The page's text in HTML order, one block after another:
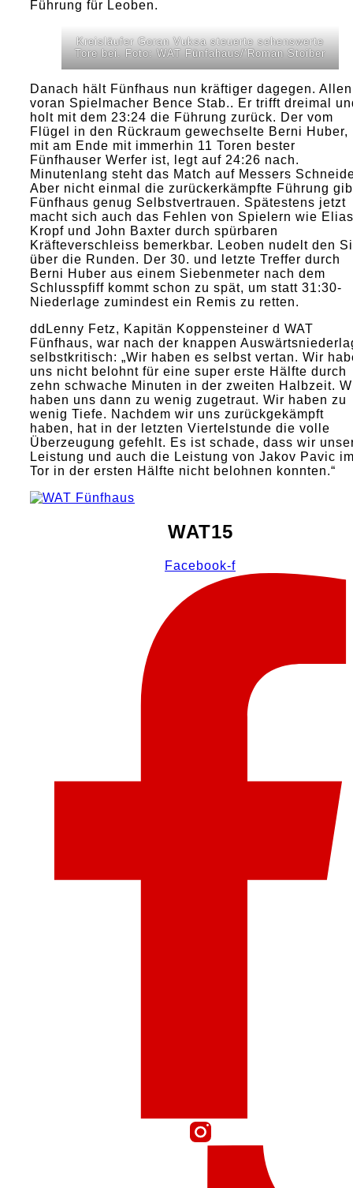
Führung für Leoben.
Kreisläufer Goran Vuksa steuerte sehenswerte
Tore bei. Foto: WAT Fünfahaus/’Roman Stoiber
Danach hält Fünfhaus nun kräftiger dagegen. Allen
voran Spielmacher Bence Stab.. Er trifft dreimal
holt mit dem 23:24 die Führung zurück. Der vom
Flügel in den Rückraum gewechselte Berni Huber,
mit am Ende mit immerhin 11 Toren bester
Fünfhauser Werfer ist, legt auf 24:26 nach.
Minutenlang steht das Match auf Messers
Aber nicht einmal die zurückerkämpfte Führung
Fünfhaus genug Selbstvertrauen. Spätestens jetzt
macht sich auch das Fehlen von Spielern wie Elias
Kropf und John Baxter durch spürbaren
Kräfteverschleiss bemerkbar. Leoben nudelt den
über die Runden. Der 30. und letzte Treffer durch
Berni Huber aus einem Siebenmeter nach dem
Schlusspfiff kommt schon zu spät, um statt 31:30-
Niederlage zumindest ein Remis zu retten.
ddLenny Fetz, Kapitän Koppensteiner d WAT
Fünfhaus, war nach der knappen
selbstkritisch: „Wir haben es selbst vertan. Wir
uns nicht belohnt für eine super erste Hälfte durch
zehn schwache Minuten in der zweiten Halbzeit.
haben uns dann zu wenig zugetraut. Wir haben zu
wenig Tiefe. Nachdem wir uns zurückgekämpft
haben, hat in der letzten Viertelstunde die volle
Überzeugung gefehlt. Es ist schade, dass wir
Leistung und auch die Leistung von Jakov Pavic
Tor in der ersten Hälfte nicht belohnen konnten.“
WAT15
Facebook-f